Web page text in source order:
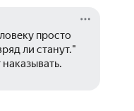
просто
ли станут."